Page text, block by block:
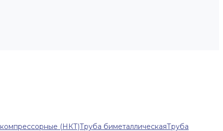
(НКТ)Труба биметаллическаяТруба